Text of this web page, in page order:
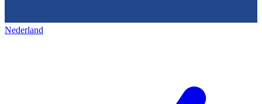
Nederland